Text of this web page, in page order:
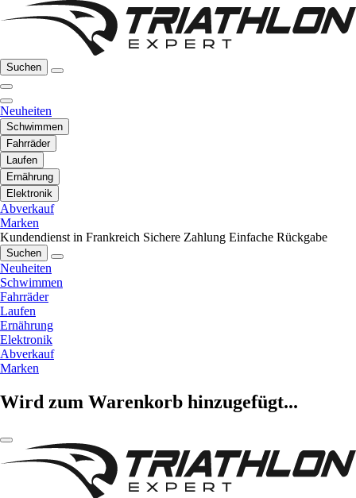
Suchen
Neuheiten
Schwimmen
Fahrräder
Laufen
Ernährung
Elektronik
Abverkauf
Marken
Kundendienst in Frankreich Sichere Zahlung Einfache Rückgabe
Suchen
Neuheiten
Schwimmen
Fahrräder
Laufen
Ernährung
Elektronik
Abverkauf
Marken
Wird zum Warenkorb hinzugefügt...